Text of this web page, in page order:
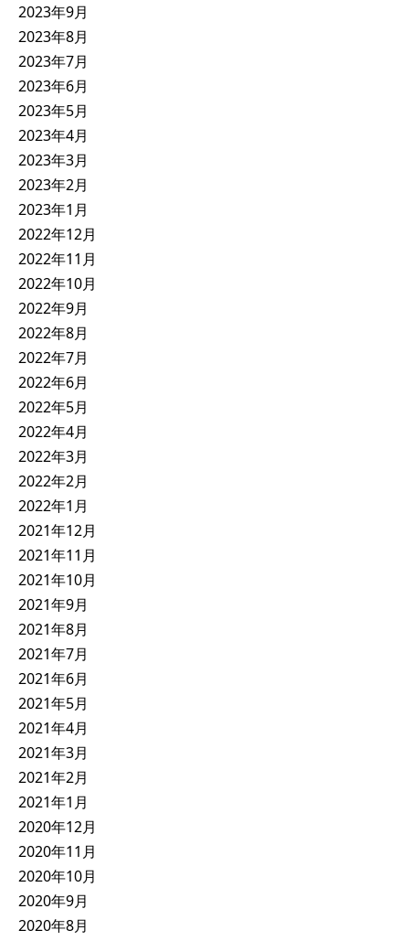
2023年9月
2023年8月
2023年7月
2023年6月
2023年5月
2023年4月
2023年3月
2023年2月
2023年1月
2022年12月
2022年11月
2022年10月
2022年9月
2022年8月
2022年7月
2022年6月
2022年5月
2022年4月
2022年3月
2022年2月
2022年1月
2021年12月
2021年11月
2021年10月
2021年9月
2021年8月
2021年7月
2021年6月
2021年5月
2021年4月
2021年3月
2021年2月
2021年1月
2020年12月
2020年11月
2020年10月
2020年9月
2020年8月